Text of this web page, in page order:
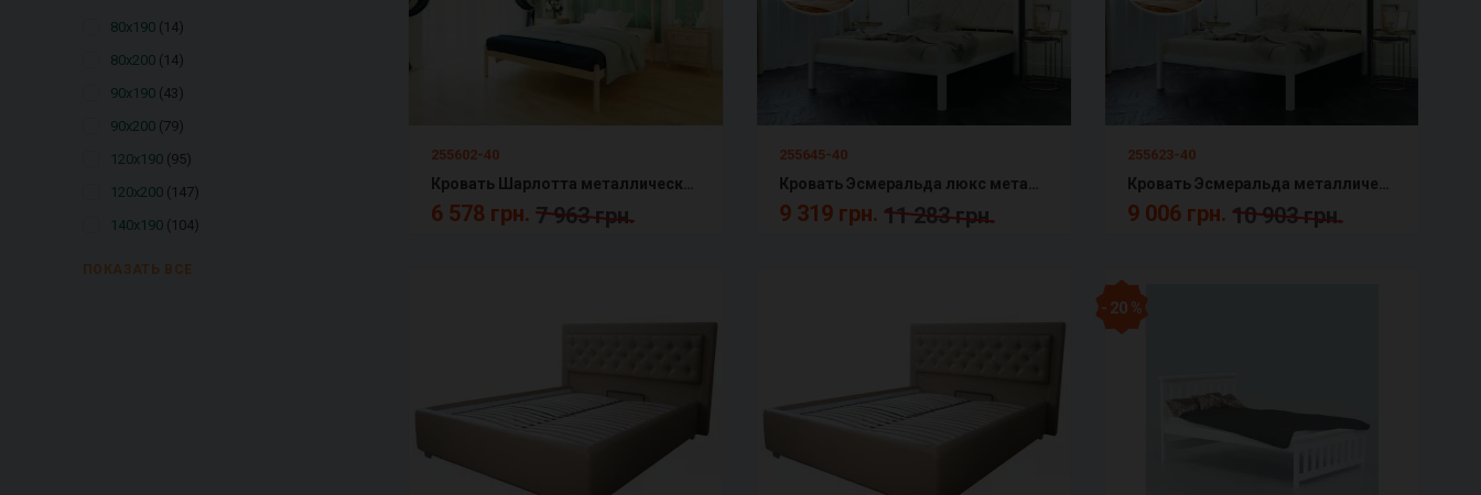
80х190 14
80х200 14
90х190 43
90х200 79
120х190 95
120х200 147
140х190 104
ПОКАЗАТЬ ВСЕ
255602-40
6 578 грн. 7 963 грн.
255645-40
9 319 грн. 11 283 грн.
255623-40
9 006 грн. 10 903 грн.
- 20 %